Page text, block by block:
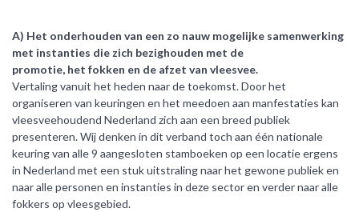
A) Het onderhouden van een zo nauw mogelijke samenwerking
met instanties die zich bezighouden met de
promotie, het fokken en de afzet van vleesvee.
Vertaling vanuit het heden naar de toekomst. Door het
organiseren van keuringen en het meedoen aan manfestaties kan
vleesveehoudend Nederland zich aan een breed publiek
presenteren. Wij denken in dit verband toch aan één nationale
keuring van alle 9 aangesloten stamboeken op een locatie ergens
in Nederland met een stuk uitstraling naar het gewone publiek en
naar alle personen en instanties in deze sector en verder naar alle
fokkers op vleesgebied.